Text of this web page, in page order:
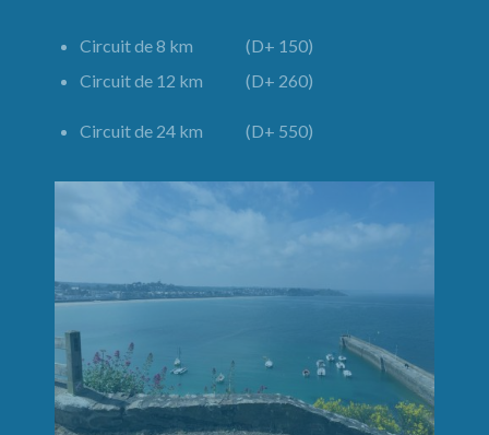
Circuit de 8 km (D+ 150)
Circuit de 12 km (D+ 260)
Circuit de 24 km (D+ 550)